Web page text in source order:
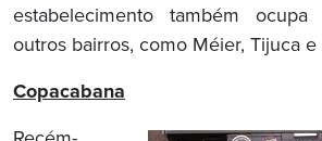
estabelecimento também
outros bairros, como Méier, Tijuca e
Copacabana